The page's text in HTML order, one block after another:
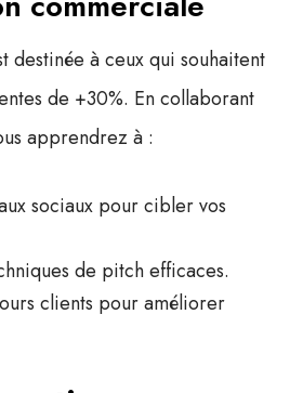
destinée à ceux qui souhaitent
de +30%. En collaborant
apprendrez à :
sociaux pour cibler vos
de pitch efficaces.
clients pour améliorer